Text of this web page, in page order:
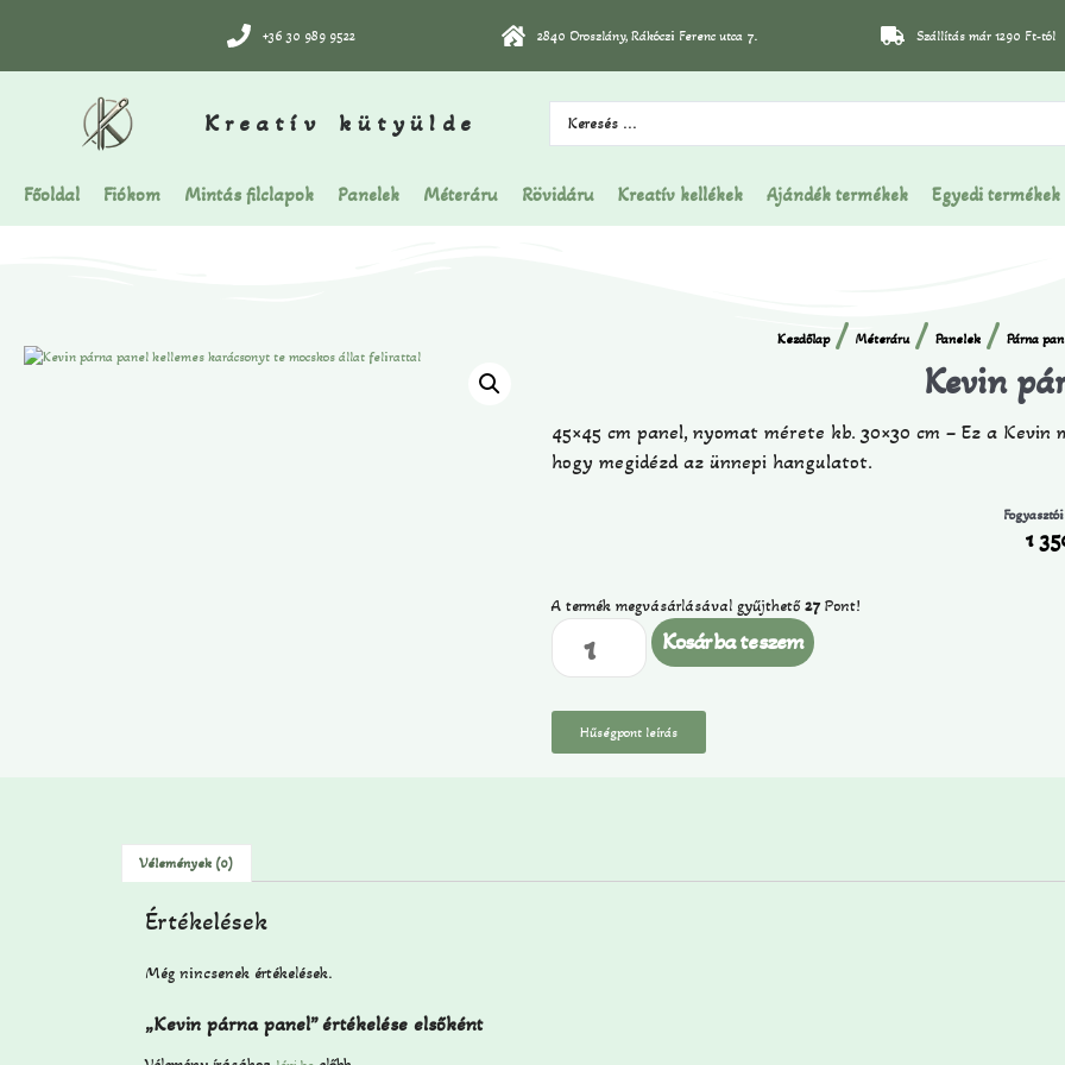
+36 30 989 9522 2840 Oroszlány, Rákóczi Ferenc utca 7. Szállítás már 1290 Ft-tól
Kreatív kütyülde
Főoldal Fiókom Mintás filclapok Panelek Méteráru Rövidáru Kreatív kellékek Ajándék termékek Egyedi termékek
Kezdőlap/Méteráru/Panelek /Párna
Kevin
45×45 cm panel, nyomat mérete kb. 30×30 cm – Ez a
hogy megidézd az ünnepi hangulatot.
1
A termék megvásárlásával gyűjthető27Pont!
Kosárba teszem
Hűségpont leírás
Vélemények (0)
Értékelések
Még nincsenek értékelések.
„Kevin párna panel” értékelése elsőként